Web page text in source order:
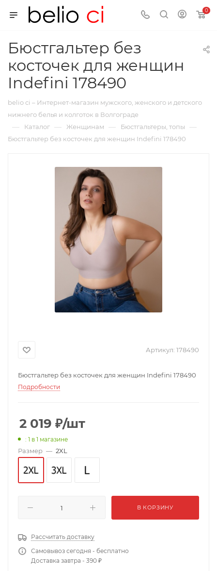
0
Бюстгальтер без
косточек для женщин
Indefini 178490
belio ci – Интернет-магазин мужского, женского и детского
нижнего белья и колготок в Волгограде
— Каталог — Женщинам — Бюстгальтеры, топы —
Бюстгальтер без косточек для женщин Indefini 178490
Артикул: 178490
Бюстгальтер без косточек для женщин Indefini 178490
Подробности
2 019 ₽/шт
: 1 в 1 магазине
Размер — 2XL
В КОРЗИНУ
Рассчитать доставку
Самовывоз сегодня - бесплатно
Доставка завтра - 390 ₽